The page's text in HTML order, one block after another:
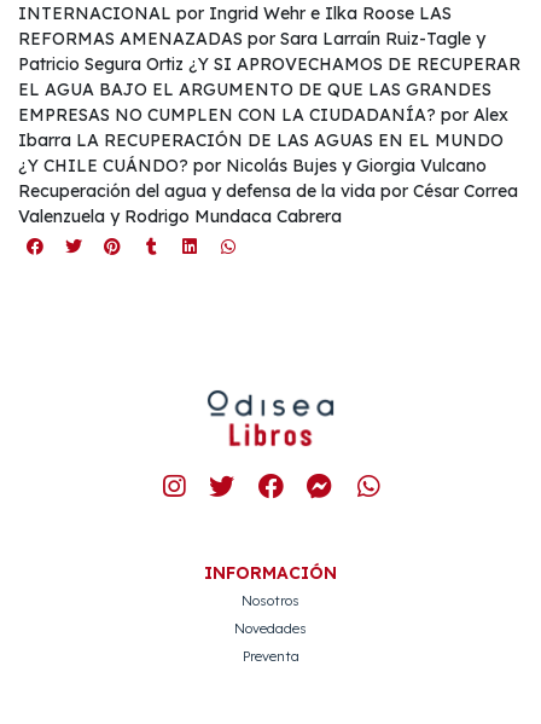
INTERNACIONAL por Ingrid Wehr e Ilka Roose LAS
REFORMAS AMENAZADAS por Sara Larraín Ruiz-Tagle y
Patricio Segura Ortiz ¿Y SI APROVECHAMOS DE RECUPERAR
EL AGUA BAJO EL ARGUMENTO DE QUE LAS GRANDES
EMPRESAS NO CUMPLEN CON LA CIUDADANÍA? por Alex
Ibarra LA RECUPERACIÓN DE LAS AGUAS EN EL MUNDO
¿Y CHILE CUÁNDO? por Nicolás Bujes y Giorgia Vulcano
Recuperación del agua y defensa de la vida por César Correa
Valenzuela y Rodrigo Mundaca Cabrera
INFORMACIÓN
Nosotros
Novedades
Preventa